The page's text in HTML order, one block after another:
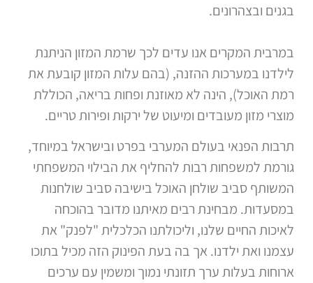
בגנים ובצהרונים.
במרבית המקרים אנו עדים לכך שרמת המזון הניתנת
לילדנו במערכות ההזנה, (בהם עלות המזון קובעת את
רמת האוכל), הינה לא מאוזנת ופחות בריאה, הכוללת
מוצרי מזון מעובדים ומיעוט של ירקות ופירות טריים.
תרבות הפנאי בעולם המערבי בפרט ובישראל במיוחד,
גורמת למשפחות רבות להחליף את הבילוי המשפחתי
המשותף סביב שולחן האוכל בישיבה סביב שולחנות
במסעדות. מבחינת רבים מאיתנו מדובר בהוכחה
לאיכות החיים שלנו, וליכולתנו הכלכלית "לפנק" את
עצמנו ואת ילדנו. אך בה בעת הפינוק הזה מכיל בתוכו
ארוחות בעלות ערך תזונתי נמוך ומשמין עם ערכים